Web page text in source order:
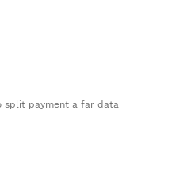
split payment a far data